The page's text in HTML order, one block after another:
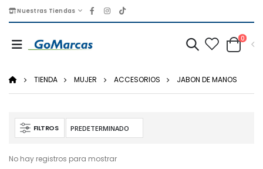
Nuestras Tiendas
0
TIENDA MUJER ACCESORIOS JABON DE MANOS
FILTROS
No hay registros para mostrar